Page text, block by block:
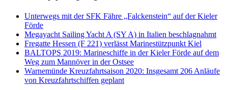
Unterwegs mit der SFK Fähre „Falckenstein“ auf der Kieler
Förde
Megayacht Sailing Yacht A (SY A) in Italien beschlagnahmt
Fregatte Hessen (F 221) verlässt Marinestützpunkt Kiel
BALTOPS 2019: Marineschiffe in der Kieler Förde auf dem
Weg zum Mannöver in der Ostsee
Warnemünde Kreuzfahrtsaison 2020: Insgesamt 206 Anläufe
von Kreuzfahrtschiffen geplant